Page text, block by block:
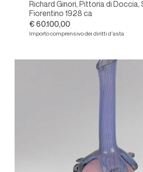
Richard Ginori, Pittoria di Doccia,
Fiorentino 1928 ca
€ 60.100,00
Importo comprensivo dei diritti d'asta